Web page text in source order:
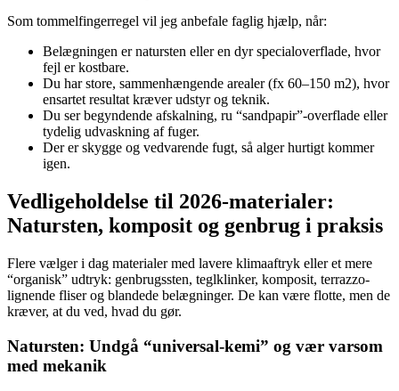
Som tommelfingerregel vil jeg anbefale faglig hjælp, når:
Belægningen er natursten eller en dyr specialoverflade, hvor
fejl er kostbare.
Du har store, sammenhængende arealer (fx 60–150 m2), hvor
ensartet resultat kræver udstyr og teknik.
Du ser begyndende afskalning, ru “sandpapir”-overflade eller
tydelig udvaskning af fuger.
Der er skygge og vedvarende fugt, så alger hurtigt kommer
igen.
Vedligeholdelse til 2026-materialer:
Natursten, komposit og genbrug i praksis
Flere vælger i dag materialer med lavere klimaaftryk eller et mere
“organisk” udtryk: genbrugssten, teglklinker, komposit, terrazzo-
lignende fliser og blandede belægninger. De kan være flotte, men de
kræver, at du ved, hvad du gør.
Natursten: Undgå “universal-kemi” og vær varsom
med mekanik